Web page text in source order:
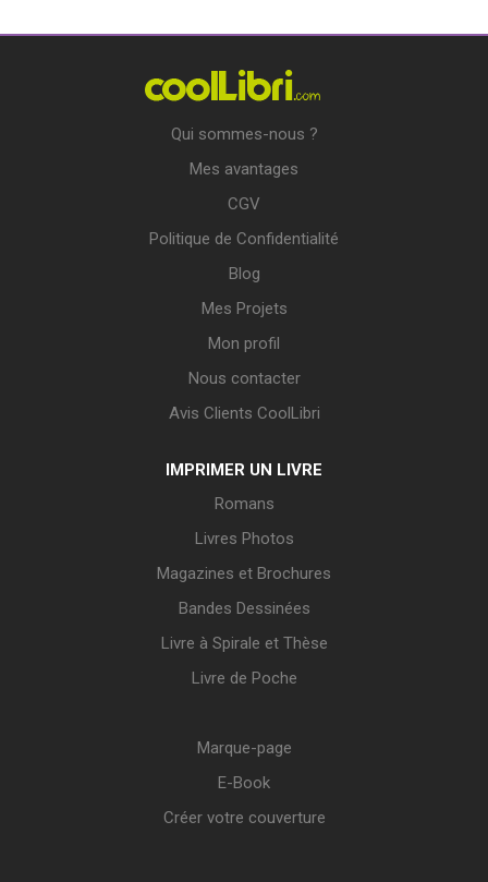
Qui sommes-nous ?
Mes avantages
CGV
Politique de Confidentialité
Blog
Mes Projets
Mon profil
Nous contacter
Avis Clients CoolLibri
IMPRIMER UN LIVRE
Romans
Livres Photos
Magazines et Brochures
Bandes Dessinées
Livre à Spirale et Thèse
Livre de Poche
Marque-page
E-Book
Créer votre couverture